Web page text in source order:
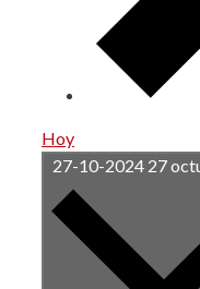
Hoy
27-10-2024 27